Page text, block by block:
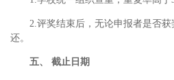
2.评奖结束后，无论申报者是否
还。
五、 截止日期